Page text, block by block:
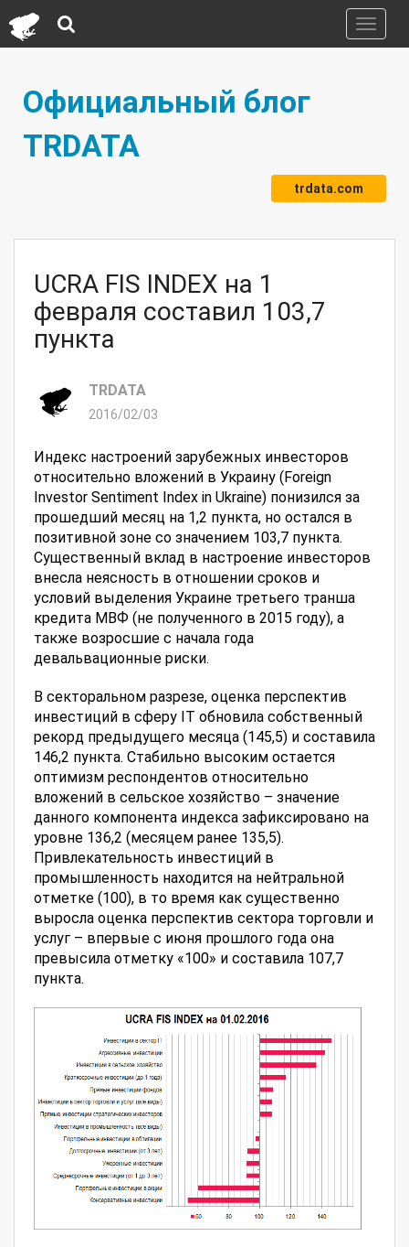
Toggle
Официальный блог
TRDATA
trdata.com
UCRA FIS INDEX на 1
февраля составил 103,7
пункта
TRDATA
2016/02/03
Индекс настроений зарубежных инвесторов
относительно вложений в Украину (Foreign
Investor Sentiment Index in Ukraine) понизился за
прошедший месяц на 1,2 пункта, но остался в
позитивной зоне со значением 103,7 пункта.
Существенный вклад в настроение инвесторов
внесла неясность в отношении сроков и
условий выделения Украине третьего транша
кредита МВФ (не полученного в 2015 году), а
также возросшие с начала года
девальвационные риски.
В секторальном разрезе, оценка перспектив
инвестиций в сферу IT обновила собственный
рекорд предыдущего месяца (145,5) и составила
146,2 пункта. Стабильно высоким остается
оптимизм респондентов относительно
вложений в сельское хозяйство – значение
данного компонента индекса зафиксировано на
уровне 136,2 (месяцем ранее 135,5).
Привлекательность инвестиций в
промышленность находится на нейтральной
отметке (100), в то время как существенно
выросла оценка перспектив сектора торговли и
услуг – впервые с июня прошлого года она
превысила отметку «100» и составила 107,7
пункта.